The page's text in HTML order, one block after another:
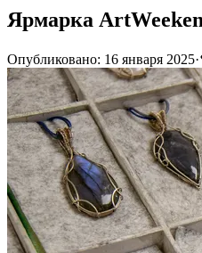
Ярмарка
Опубликовано: 16 января 2025·